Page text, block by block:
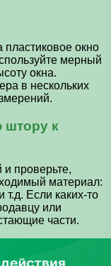
окно
мерный
окна.
в нескольких
штору к
и проверьте,
материал:
Если каких-то
или
части.